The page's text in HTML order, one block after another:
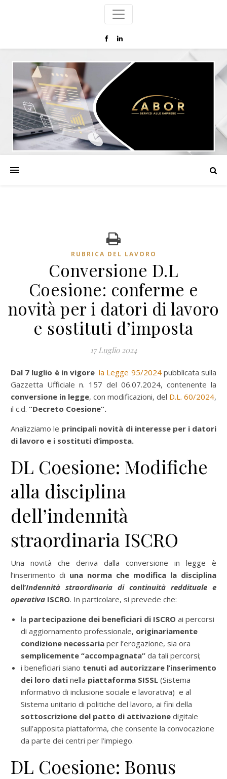
RUBRICA DEL LAVORO
Conversione D.L
Coesione: conferme e
novità per i datori di lavoro
e sostituti d’imposta
17 Luglio 2024
Dal 7 luglio è in vigore la Legge 95/2024pubblicata sulla
Gazzetta Ufficiale n. 157 del 06.07.2024, contenente la
conversione in legge, con modificazioni, del D.L. 60/2024,
il c.d. “Decreto Coesione”.
Analizziamo le principali novità di interesse per i datori
di lavoro e i sostituti d’imposta.
DL Coesione: Modifiche
alla disciplina
dell’indennità
straordinaria ISCRO
Una novità che deriva dalla conversione in legge è
l’inserimento di una norma che modifica la disciplina
dell’Indennità straordinaria di continuità reddituale e
operativa ISCRO. In particolare, si prevede che:
la partecipazione dei beneficiari di ISCRO ai percorsi
di aggiornamento professionale, originariamente
condizione necessaria per l’erogazione, sia ora
semplicemente “accompagnata” da tali percorsi;
i beneficiari siano tenuti ad autorizzare l’inserimento
dei loro dati nella piattaforma SISSL (Sistema
informativo di inclusione sociale e lavorativa) e al
Sistema unitario di politiche del lavoro, ai fini della
sottoscrizione del patto di attivazione digitale
sull’apposita piattaforma, che consente la convocazione
da parte dei centri per l’impiego.
DL Coesione: Bonus